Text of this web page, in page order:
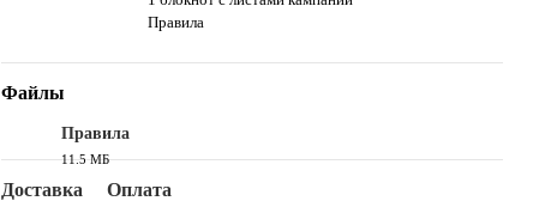
Правила
Файлы
Правила
11.5 МБ
Доставка Оплата